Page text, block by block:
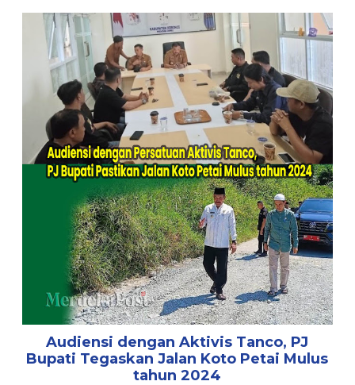
Audiensi dengan Aktivis Tanco, PJ
Bupati Tegaskan Jalan Koto Petai Mulus
tahun 2024